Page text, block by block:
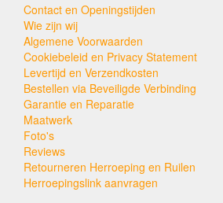
Contact en Openingstijden
Wie zijn wij
Algemene Voorwaarden
Cookiebeleid en Privacy Statement
Levertijd en Verzendkosten
Bestellen via Beveiligde Verbinding
Garantie en Reparatie
Maatwerk
Foto's
Reviews
Retourneren Herroeping en Ruilen
Herroepingslink aanvragen